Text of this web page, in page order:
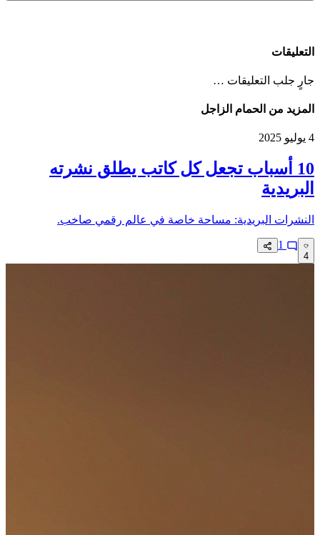
التعليقات
جارٍ جلب التعليقات …
المزيد من الحمام الزاجل
4 يوليو 2025
10 أسباب تجعل كل كاتب يطلق نشرته
البريدية
النشرات البريدية: مساحة خاصة في عالم رقمي صاخب.
4